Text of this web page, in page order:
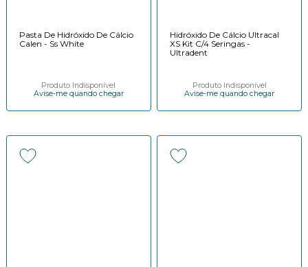
Pasta De Hidróxido De Cálcio
Calen - Ss White
Produto Indisponível
Avise-me quando chegar
Hidróxido De Cálcio Ultracal
XS Kit C/4 Seringas -
Ultradent
Produto Indisponível
Avise-me quando chegar